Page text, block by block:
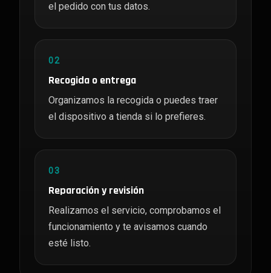
el pedido con tus datos.
02
Recogida o entrega
Organizamos la recogida o puedes traer
el dispositivo a tienda si lo prefieres.
03
Reparación y revisión
Realizamos el servicio, comprobamos el
funcionamiento y te avisamos cuando
esté listo.